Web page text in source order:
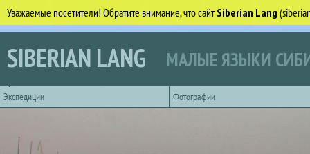
Уважаемые посетители! Обратите внимание, что сайтSiberian Lang
Перейти к основному содержанию
SIBERIAN LANG МАЛЫЕ ЯЗЫКИ
Экспедиции
Фотографии